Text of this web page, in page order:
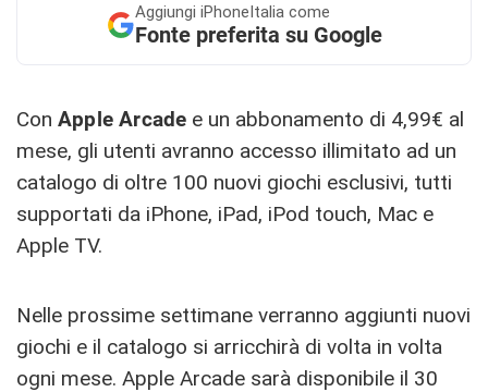
Aggiungi iPhoneItalia come
Fonte preferita su Google
Con Apple Arcade e un abbonamento di 4,99€ al
mese, gli utenti avranno accesso illimitato ad un
catalogo di oltre 100 nuovi giochi esclusivi, tutti
supportati da iPhone, iPad, iPod touch, Mac e
Apple TV.
Nelle prossime settimane verranno aggiunti nuovi
giochi e il catalogo si arricchirà di volta in volta
ogni mese. Apple Arcade sarà disponibile il 30